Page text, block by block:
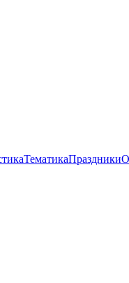
ТематикаПраздники